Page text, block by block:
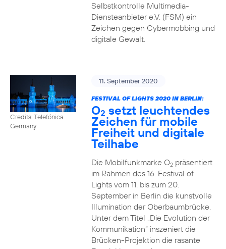
Selbstkontrolle Multimedia-
Diensteanbieter e.V. (FSM) ein
Zeichen gegen Cybermobbing und
digitale Gewalt.
Credits: Telefónica
Germany
11. September 2020
FESTIVAL OF LIGHTS 2020 IN BERLIN:
O2 setzt leuchtendes
Zeichen für mobile
Freiheit und digitale
Teilhabe
Die Mobilfunkmarke O2präsentiert
im Rahmen des 16. Festival of
Lights vom 11. bis zum 20.
September in Berlin die kunstvolle
Illumination der Oberbaumbrücke.
Unter dem Titel „Die Evolution der
Kommunikation“ inszeniert die
Brücken-Projektion die rasante